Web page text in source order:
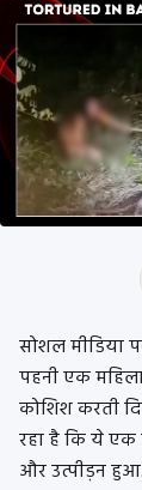
सोशल मीडिया
पहनी एक
कोशिश करती
रहा है कि ये एक
और उत्पीड़न हुआ.